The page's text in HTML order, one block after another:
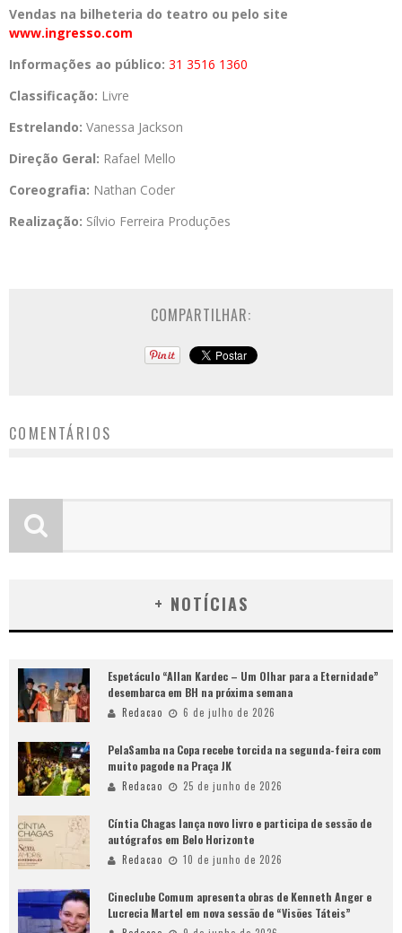
Vendas na bilheteria do teatro ou pelo site
www.ingresso.com
Informações ao público: 31 3516 1360
Classificação: Livre
Estrelando: Vanessa Jackson
Direção Geral: Rafael Mello
Coreografia: Nathan Coder
Realização: Sílvio Ferreira Produções
COMPARTILHAR:
COMENTÁRIOS
+ NOTÍCIAS
Espetáculo “Allan Kardec – Um Olhar para a Eternidade”
desembarca em BH na próxima semana
Redacao 6 de julho de 2026
PelaSamba na Copa recebe torcida na segunda-feira com
muito pagode na Praça JK
Redacao 25 de junho de 2026
Cíntia Chagas lança novo livro e participa de sessão de
autógrafos em Belo Horizonte
Redacao 10 de junho de 2026
Cineclube Comum apresenta obras de Kenneth Anger e
Lucrecia Martel em nova sessão de “Visões Táteis”